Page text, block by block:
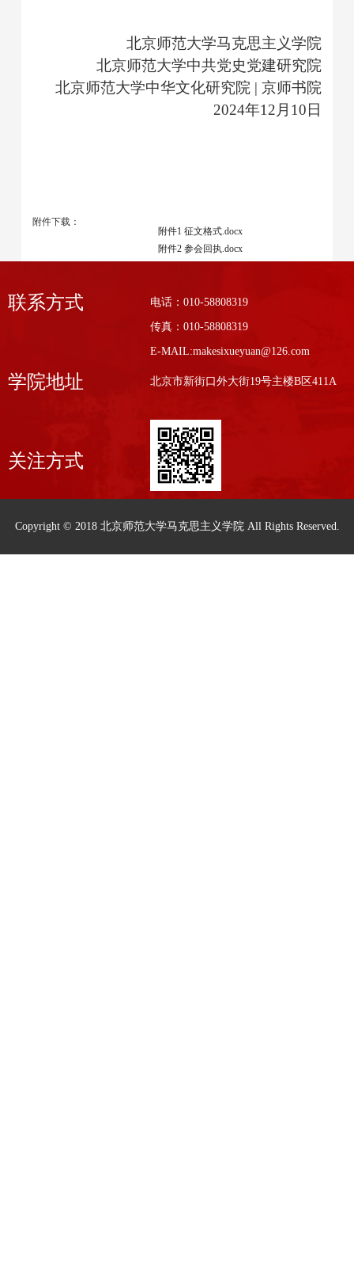
北京师范大学马克思主义学院
北京师范大学中共党史党建研究院
北京师范大学中华文化研究院 |京师书院
2024年1 2 月 10 日
附件下载：
附件1 征文格式.docx
附件2 参会回执.docx
联系方式 电话：010-58808319
传真：010-58808319
E-MAIL:makesixueyuan@126.com
学院地址 北京市新街口外大街19号主楼B区411A
关注方式
Copyright © 2018 北京师范大学马克思主义学院 All Rights Reserved.